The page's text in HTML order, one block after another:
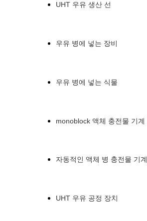
UHT 우유 생산 선
우유 병에 넣는 장비
우유 병에 넣는 식물
monoblock 액체 충전물 기계
자동적인 액체 병 충전물 기계
UHT 우유 공정 장치